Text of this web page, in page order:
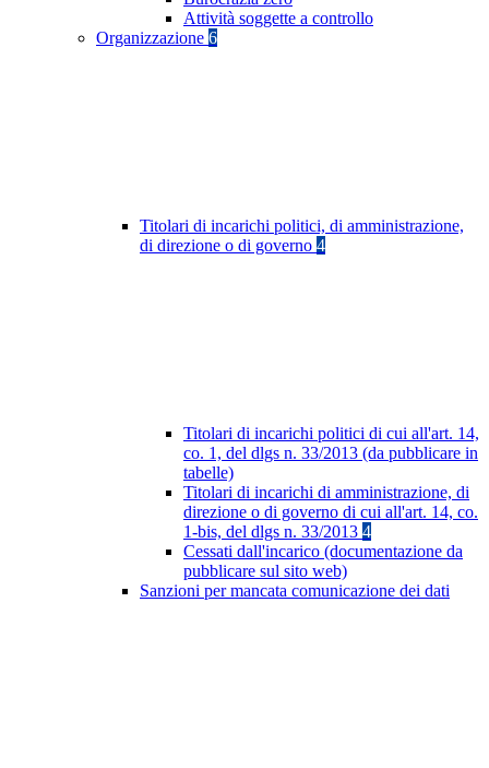
Attività soggette a controllo
Organizzazione 6
Titolari di incarichi politici, di amministrazione,
di direzione o di governo 4
Titolari di incarichi politici di cui all'art. 14,
co. 1, del dlgs n. 33/2013 (da pubblicare in
tabelle)
Titolari di incarichi di amministrazione, di
direzione o di governo di cui all'art. 14, co.
1-bis, del dlgs n. 33/2013 4
Cessati dall'incarico (documentazione da
pubblicare sul sito web)
Sanzioni per mancata comunicazione dei dati